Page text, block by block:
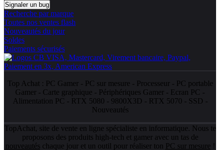
Signaler un bug
Recherche par marque
Toutes nos ventes flash
Nouveautés du jour
Soldes
Paiements sécurisés
Top Achat : PC Gamer- PC sur mesure - Processeur- PC portable
Gamer - Carte graphique - Périphériques Gamer - Ecran PC -
Alimentation PC - RTX 5080 - 9800X3D - RTX 5070 - SSD -
Nouveautés
TopAchat, site de vente en ligne spécialiste en informatique. Nous te
proposons des produits high-tech et gamer avec un tas de
nouveautés chaque jour et un outil pour réaliser ton PC sur mesure !